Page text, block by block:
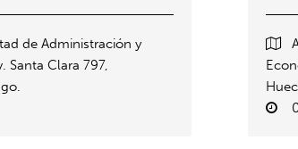
de Administración y
Santa Clara 797,